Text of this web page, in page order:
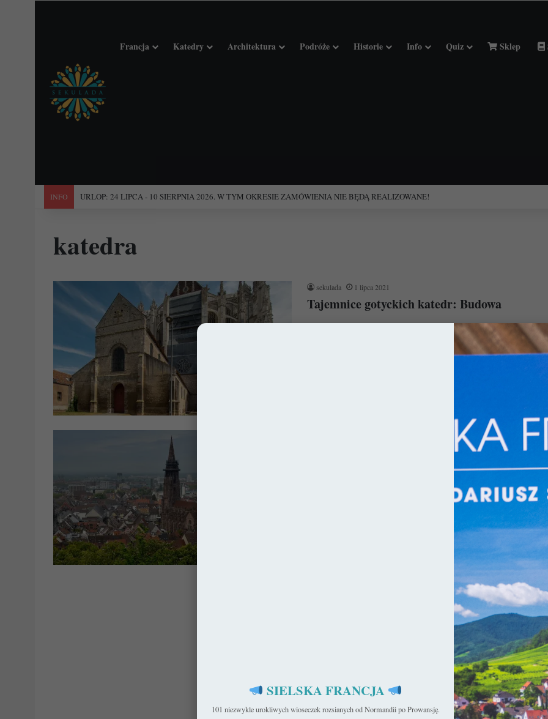
Francja Katedry Architektura Podróże Historie Info Quiz Sklep
INFO "Święta Francja". Przewodnik po 101 średniowiecznych kościołach Francji.
katedra
sekulada 1 lipca 2021
Tajemnice gotyckich katedr: Budowa
Magiczny rok 1000 przyniósł żyjącym w strachu i niepewności
ludziom nadzieję na lepsze jutro. Bóg oszczędził ludzkość,
Katedra we Fryburgu Bryzgowijskim –
Katedra we Fryburgu Bryzgowijskim (niem. Münster Unserer
Lieben Frau; Freiburger Münster) to jedna z niewielu, które
SIELSKA FRANCJA
101 niezwykle urokliwych wioseczek rozsianych od Normandii po Prowansję.